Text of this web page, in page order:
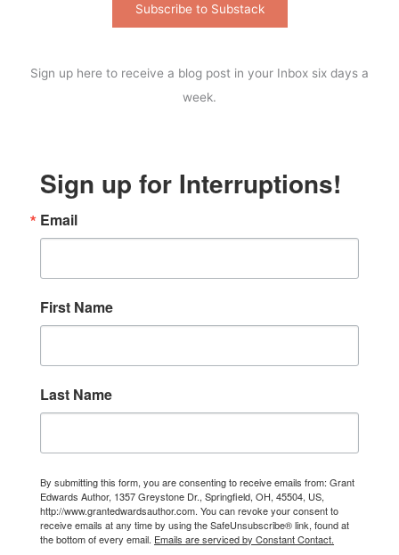
Subscribe to Substack
Sign up here to receive a blog post in your Inbox six days a
week.
Sign up for Interruptions!
Email
First Name
Last Name
By submitting this form, you are consenting to receive emails from: Grant
Edwards Author, 1357 Greystone Dr., Springfield, OH, 45504, US,
http://www.grantedwardsauthor.com. You can revoke your consent to
receive emails at any time by using the SafeUnsubscribe® link, found at
the bottom of every email. Emails are serviced by Constant Contact.